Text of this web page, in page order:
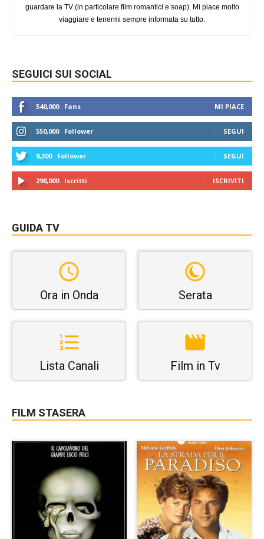
guardare la TV (in particolare film romantici e soap). Mi piace molto
viaggiare e tenermi sempre informata su tutto.
SEGUICI SUI SOCIAL
540,000 Fans MI PIACE
550,000 Follower SEGUI
9,300 Follower SEGUI
290,000 Iscritti ISCRIVITI
GUIDA TV
Ora in Onda Serata
Lista Canali Film in Tv
FILM STASERA